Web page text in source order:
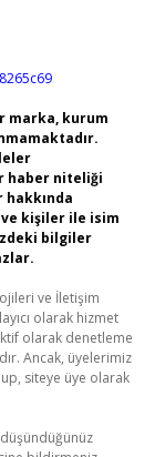
marka, kurum
haber niteliği
ve kişiler ile isim
bilgiler
ve İletişim
olarak hizmet
olarak denetleme
Ancak, üyelerimiz
siteye üye olarak